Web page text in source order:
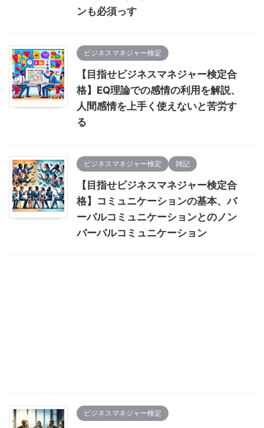
ンも必須っす
ビジネスマネジャー検定
【目指せビジネスマネジャー検定合
格】EQ理論での感情の利用を解説、
人間感情を上手く使えないと苦労す
る
ビジネスマネジャー検定 雑記
【目指せビジネスマネジャー検定合
格】コミュニケーションの基本、バ
ーバルコミュニケーションとのノン
バーバルコミュニケーション
ビジネスマネジャー検定